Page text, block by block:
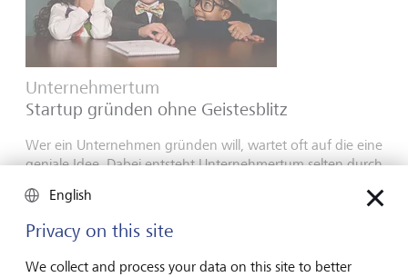
Unternehmertum
Startup gründen ohne Geistesblitz
Wer ein Unternehmen gründen will, wartet oft auf die eine
geniale Idee. Dabei entsteht Unternehmertum selten durch
Mut.
16. Juli 2026
English
Privacy on this site
We collect and process your data on this site to better